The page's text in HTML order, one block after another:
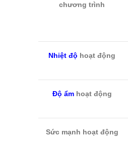
chương trình
Nhiệt độ hoạt động
Độ ẩmhoạt động
Sức mạnh hoạt động